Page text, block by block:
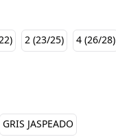
2 (23/25) 4 (26/28)
GRIS JASPEADO